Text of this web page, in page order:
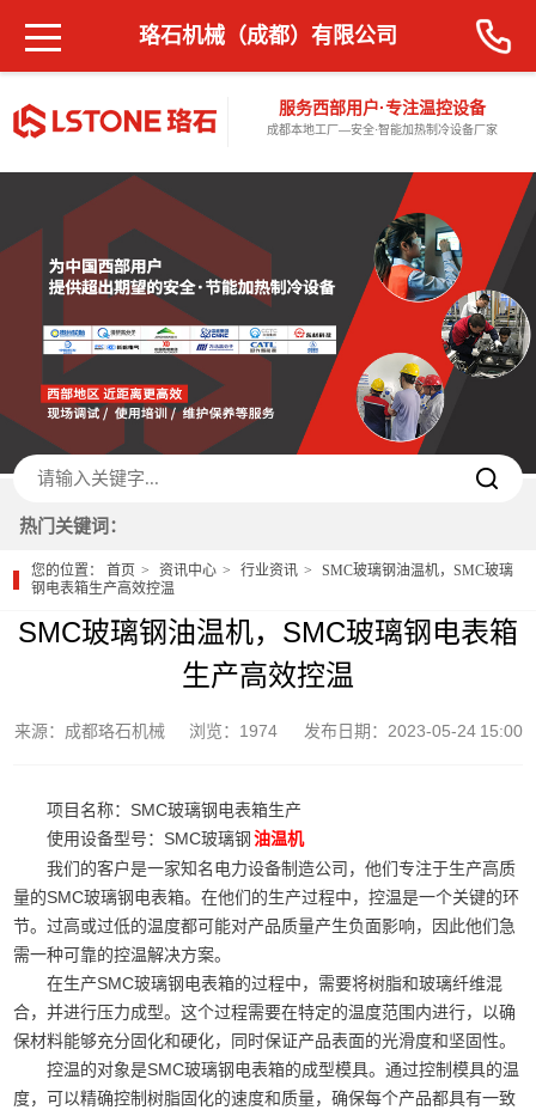
服务西部用户·专注温控设备
成都本地工厂—安全·智能加热制冷设备厂家
珞石机械（成都）有限公司
热门关键词：
您的位置：首页 资讯中心 行业资讯
SMC玻璃钢油温机，SMC玻璃
钢电表箱生产高效控温
SMC玻璃钢油温机，SMC玻璃钢电表箱
生产高效控温
来源：成都珞石机械 浏览：1974 发布日期：2023-05-24 15:00
项目名称：SMC玻璃钢电表箱生产
使用设备型号：SMC玻璃钢 油温机
我们的客户是一家知名电力设备制造公司，他们专注于生产高质
量的SMC玻璃钢电表箱。在他们的生产过程中，控温是一个关键的环
节。过高或过低的温度都可能对产品质量产生负面影响，因此他们急
需一种可靠的控温解决方案。
在生产SMC玻璃钢电表箱的过程中，需要将树脂和玻璃纤维混
合，并进行压力成型。这个过程需要在特定的温度范围内进行，以确
保材料能够充分固化和硬化，同时保证产品表面的光滑度和坚固性。
控温的对象是SMC玻璃钢电表箱的成型模具。通过控制模具的温
度，可以精确控制树脂固化的速度和质量，确保每个产品都具有一致